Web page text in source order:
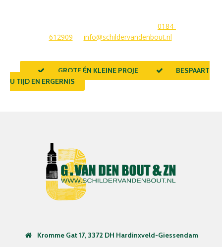
0184-
612909
info@schildervandenbout.nl
GROTE ÉN KLEINE PROJECTEN
BESPAART
U TIJD EN ERGERNIS
Kromme Gat 17, 3372 DH Hardinxveld-Giessendam